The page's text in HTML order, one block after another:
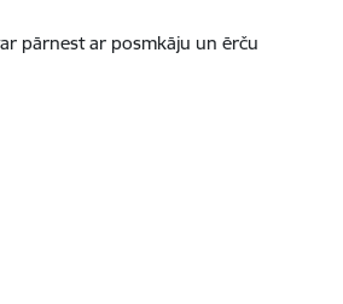
pārnest ar posmkāju un ērču